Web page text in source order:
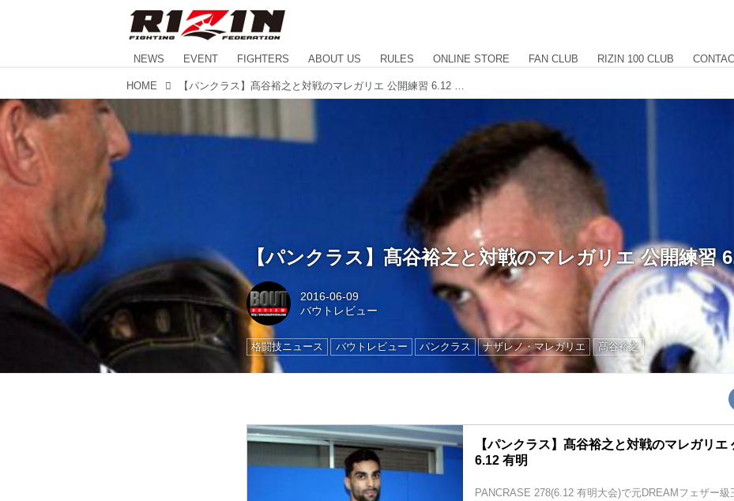
NEWS EVENT FIGHTERS ABOUT US RULES ONLINE STORE FAN CLUB RIZIN 100 CLUB
HOME
【パンクラス】髙谷裕之と対戦のマレガリエ 公開練習
2016-06-09
バウトレビュー
格闘技ニュース バウトレビュー パンクラス ナザレノ・マレガリエ 髙谷裕之
【パンクラス】髙谷裕之と対戦のマレガリエ
6.12 有明
PANCRASE 278(6.12 有明大会)で元DREAMフェザー級